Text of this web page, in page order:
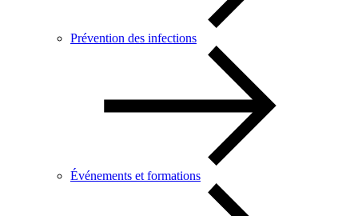
Prévention des infections
Événements et formations